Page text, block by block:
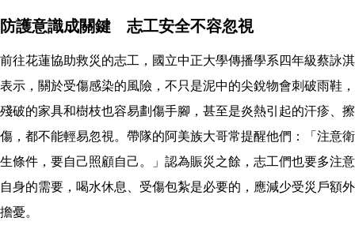
防護意識成關鍵 志工安全不容忽視
前往花蓮協助救災的志工，國立中正大學傳播學系四年級蔡詠淇
表示，關於受傷感染的風險，不只是泥中的尖銳物會刺破雨鞋，
殘破的家具和樹枝也容易劃傷手腳，甚至是炎熱引起的汗疹、擦
傷，都不能輕易忽視。帶隊的阿美族大哥常提醒他們：「注意衛
生條件，要自己照顧自己。」認為賑災之餘，志工們也要多注意
自身的需要，喝水休息、受傷包紮是必要的，應減少受災戶額外
擔憂。